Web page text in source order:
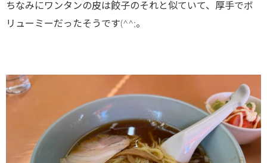
ちなみにワンタンの皮は餃子のそれと似ていて、厚手でボ
リューミーだったそうです(^^;。